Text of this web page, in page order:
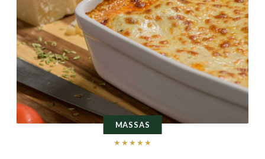
MASSAS
★★★★★